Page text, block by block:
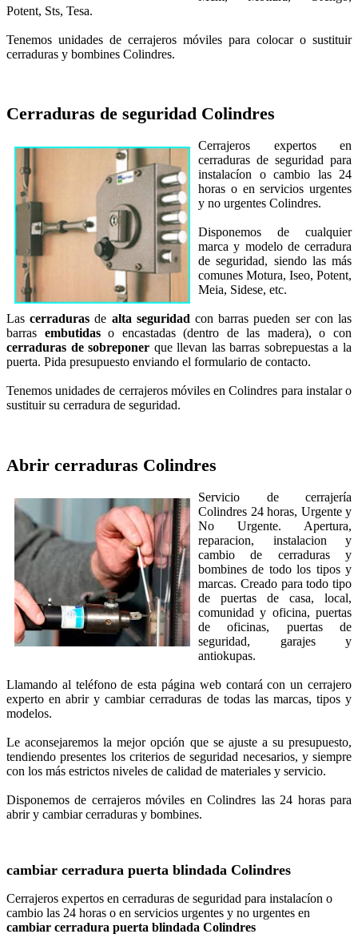
Potent, Sts, Tesa.
Tenemos unidades de cerrajeros móviles para colocar o sustituir
cerraduras y bombines Colindres.
Cerraduras de seguridad Colindres
Cerrajeros expertos en
cerraduras de seguridad para
instalacíon o cambio las 24
horas o en servicios urgentes
y no urgentes Colindres.
Disponemos de cualquier
marca y modelo de cerradura
de seguridad, siendo las más
comunes Motura, Iseo, Potent,
Meia, Sidese, etc.
Lascerraduras de alta seguridad con barras pueden ser con las
barras embutidaso encastadas (dentro de las madera), o con
cerraduras de sobreponer que llevan las barras sobrepuestas a la
puerta. Pida presupuesto enviando el formulario de contacto.
Tenemos unidades de cerrajeros móviles en Colindres para instalar o
sustituir su cerradura de seguridad.
Abrir cerraduras Colindres
Servicio de cerrajería
Colindres 24 horas, Urgente y
No Urgente. Apertura,
reparacion, instalacion y
cambio de cerraduras y
bombines de todo los tipos y
marcas. Creado para todo tipo
de puertas de casa, local,
comunidad y oficina, puertas
de oficinas, puertas de
seguridad, garajes y
antiokupas.
Llamando al teléfono de esta página web contará con un cerrajero
experto en abrir y cambiar cerraduras de todas las marcas, tipos y
modelos.
Le aconsejaremos la mejor opción que se ajuste a su presupuesto,
tendiendo presentes los criterios de seguridad necesarios, y siempre
con los más estrictos niveles de calidad de materiales y servicio.
Disponemos de cerrajeros móviles en Colindres las 24 horas para
abrir y cambiar cerraduras y bombines.
cambiar cerradura puerta blindada Colindres
Cerrajeros expertos en cerraduras de seguridad para instalacíon o
cambio las 24 horas o en servicios urgentes y no urgentes en
cambiar cerradura puerta blindada Colindres